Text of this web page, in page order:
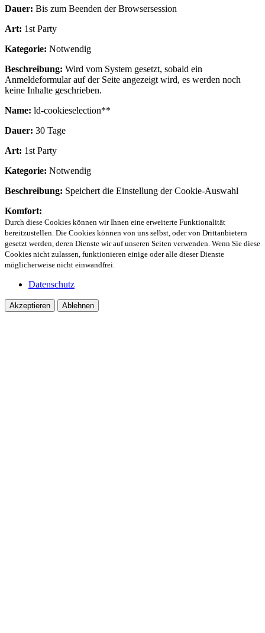
Dauer: Bis zum Beenden der Browsersession
Art: 1st Party
Kategorie: Notwendig
Beschreibung: Wird vom System gesetzt, sobald ein
Anmeldeformular auf der Seite angezeigt wird, es werden noch
keine Inhalte geschrieben.
Name: ld-cookieselection**
Dauer: 30 Tage
Art: 1st Party
Kategorie: Notwendig
Beschreibung: Speichert die Einstellung der Cookie-Auswahl
Komfort:
Durch diese Cookies können wir Ihnen eine erweiterte Funktionalität
bereitzustellen. Die Cookies können von uns selbst, oder von Drittanbietern
gesetzt werden, deren Dienste wir auf unseren Seiten verwenden. Wenn Sie diese
Cookies nicht zulassen, funktionieren einige oder alle dieser Dienste
möglicherweise nicht einwandfrei.
Datenschutz
Akzeptieren Ablehnen